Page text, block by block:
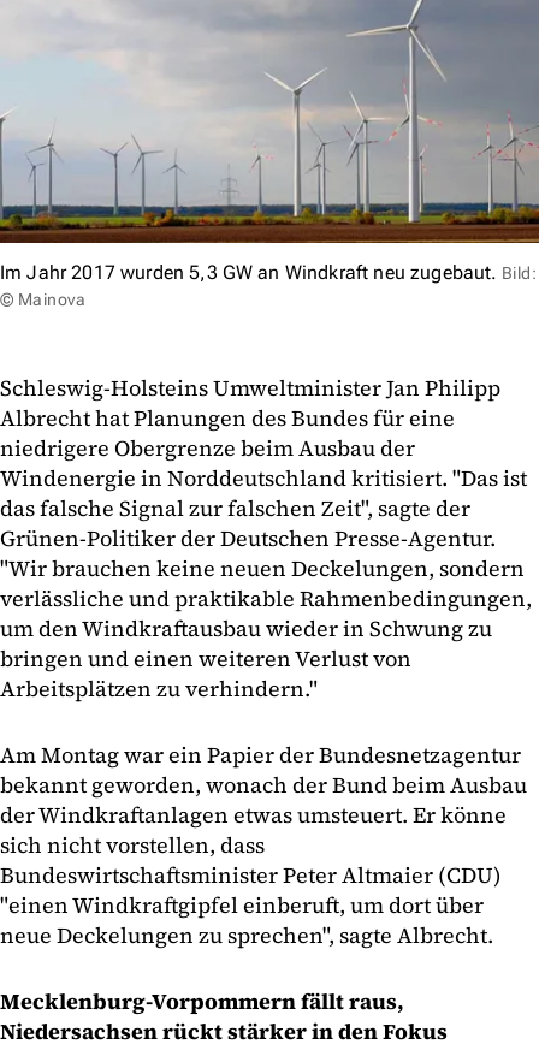
Im Jahr 2017 wurden 5,3 GW an Windkraft neu zugebaut. Bild:
© Mainova
Schleswig-Holsteins Umweltminister Jan Philipp
Albrecht hat Planungen des Bundes für eine
niedrigere Obergrenze beim Ausbau der
Windenergie in Norddeutschland kritisiert. "Das ist
das falsche Signal zur falschen Zeit", sagte der
Grünen-Politiker der Deutschen Presse-Agentur.
"Wir brauchen keine neuen Deckelungen, sondern
verlässliche und praktikable Rahmenbedingungen,
um den Windkraftausbau wieder in Schwung zu
bringen und einen weiteren Verlust von
Arbeitsplätzen zu verhindern."
Am Montag war ein Papier der Bundesnetzagentur
bekannt geworden, wonach der Bund beim Ausbau
der Windkraftanlagen etwas umsteuert. Er könne
sich nicht vorstellen, dass
Bundeswirtschaftsminister Peter Altmaier (CDU)
"einen Windkraftgipfel einberuft, um dort über
neue Deckelungen zu sprechen", sagte Albrecht.
Mecklenburg-Vorpommern fällt raus,
Niedersachsen rückt stärker in den Fokus